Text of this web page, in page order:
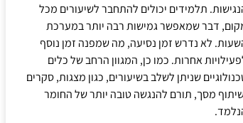
תלמידים יכולים להתחבר לשיעורים מכל
דבר שמאפשר גמישות רבה יותר במערכת
לא נדרש זמן נסיעה, מה שמפנה זמן נוסף
אחרות. כמו כן, המגוון הרחב של כלים
שניתן לשלב בשיעורים, כגון מצגות, סקרים
מסך, תורם להנגשה טובה יותר של החומר